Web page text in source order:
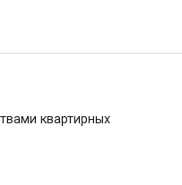
квартирных